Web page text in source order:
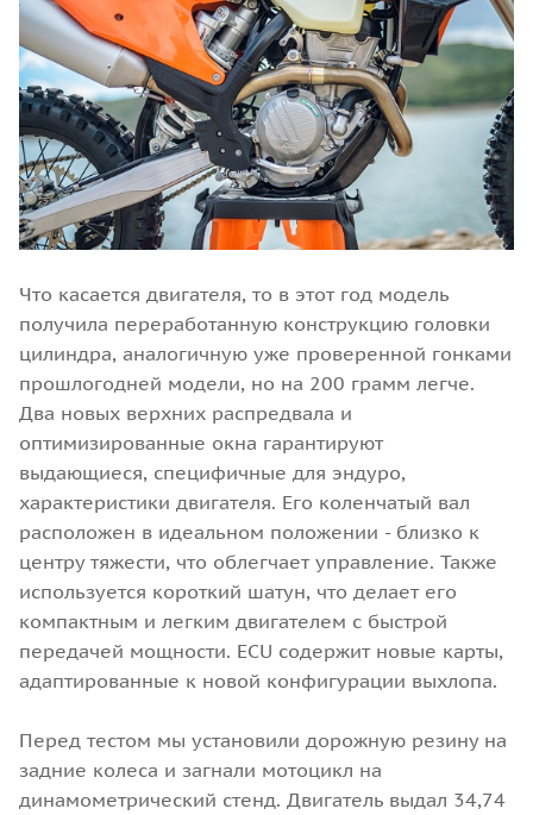
Что касается двигателя, то в этот год модель
получила переработанную конструкцию головки
цилиндра, аналогичную уже проверенной гонками
прошлогодней модели, но на 200 грамм легче.
Два новых верхних распредвала и
оптимизированные окна гарантируют
выдающиеся, специфичные для эндуро,
характеристики двигателя. Его коленчатый вал
расположен в идеальном положении - близко к
центру тяжести, что облегчает управление. Также
используется короткий шатун, что делает его
компактным и легким двигателем с быстрой
передачей мощности. ECU содержит новые карты,
адаптированные к новой конфигурации выхлопа.
Перед тестом мы установили дорожную резину на
задние колеса и загнали мотоцикл на
динамометрический стенд. Двигатель выдал 34,74